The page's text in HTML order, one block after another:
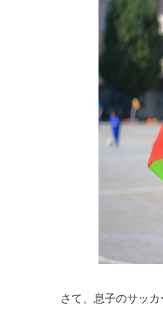
さて、息子のサッ